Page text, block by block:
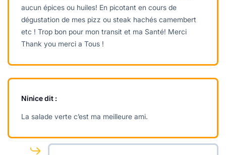
aucun épices ou huiles! En picotant en cours de
dégustation de mes pizz ou steak hachés camembert
etc ! Trop bon pour mon transit et ma Santé! Merci
Thank you merci a Tous !
Ninicedit :
La salade verte c’est ma meilleure ami.